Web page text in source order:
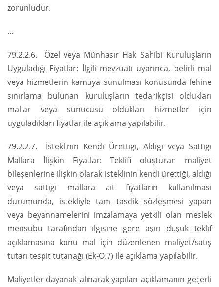
zorunludur.
…
79.2.2.6. Özel veya Münhasır Hak Sahibi Kuruluşların
Uyguladığı Fiyatlar: İlgili mevzuatı uyarınca, belirli mal
veya hizmetlerin kamuya sunulması konusunda lehine
sınırlama bulunan kuruluşların tedarikçisi oldukları
mallar veya sunucusu oldukları hizmetler için
uyguladıkları fiyatlar ile açıklama yapılabilir.
79.2.2.7. İsteklinin Kendi Ürettiği, Aldığı veya Sattığı
Mallara İlişkin Fiyatlar: Teklifi oluşturan maliyet
bileşenlerine ilişkin olarak isteklinin kendi ürettiği, aldığı
veya sattığı mallara ait fiyatların kullanılması
durumunda, istekliyle tam tasdik sözleşmesi yapan
veya beyannamelerini imzalamaya yetkili olan meslek
mensubu tarafından ilgisine göre aşırı düşük teklif
açıklamasına konu mal için düzenlenen maliyet/satış
tutarı tespit tutanağı (Ek-O.7) ile açıklama yapılabilir.
Maliyetler dayanak alınarak yapılan açıklamanın geçerli